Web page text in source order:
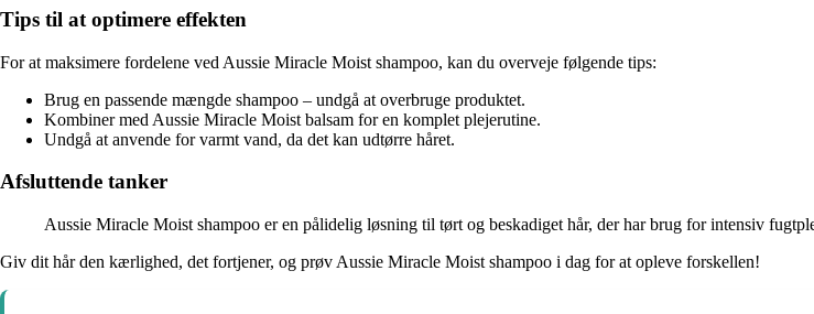
Tips til at optimere effekten
For at maksimere fordelene ved Aussie Miracle Moist shampoo, kan du overveje følgende tips:
Brug en passende mængde shampoo – undgå at overbruge produktet.
Kombiner med Aussie Miracle Moist balsam for en komplet plejerutine.
Undgå at anvende for varmt vand, da det kan udtørre håret.
Afsluttende tanker
Aussie Miracle Moist shampoo er en pålidelig løsning til tørt og beskadiget hår, der har brug for intensiv
Giv dit hår den kærlighed, det fortjener, og prøv Aussie Miracle Moist shampoo i dag for at opleve forskellen!